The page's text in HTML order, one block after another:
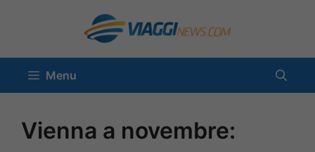
contenuto
Menu
Vienna a novembre: